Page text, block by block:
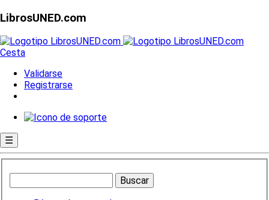
LibrosUNED.com
Cesta
Validarse
Registrarse
☰